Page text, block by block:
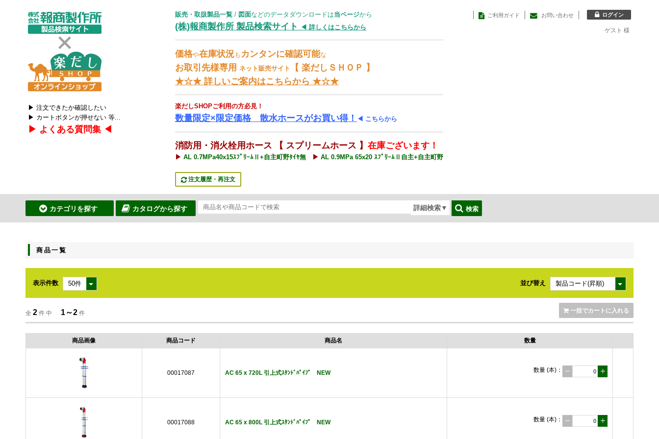
▶ 注文できたか確認したい
▶ カートボタンが押せない 等...
▶ よくある質問集 ◀
販売・取扱製品一覧 / 図面などのデータダウンロードは当ページから
(株)報商製作所 製品検索サイト ◀ 詳しくはこちらから
価格や在庫状況も カンタンに確認可能な
お取引先様専用 ネット 販売サイト
【 楽だしＳＨＯＰ 】
★☆★ 詳しいご案内はこちらから ★☆★
楽だしSHOPご利用の方必見！
数量限定×限定価格 散水ホースがお買い得！ ◀ こちらから
消防用・消火栓用ホース 【 スプリームホース 】 在庫ございます！
▶ AL 0.7MPa40x15ｽﾌﾟﾘｰﾑⅡ+自主町野ﾀｲﾔ無 ▶ AL 0.9MPa 65x20 ｽﾌﾟﾘｰﾑⅡ自主+自主町野
注文履歴・再注文
ご利用ガイド お問い合わせ ログイン
ゲスト 様
カテゴリを探す カタログから探す 詳細検索▼ 検索
商品一覧
表示件数 並び替え
全 2 件 中 1～2 件 一括でカートに入れる
商品画像 商品コード 商品名 数量
00017087 AC 65 x 720L 引上式ｽﾀﾝﾄﾞﾊﾟｲﾌﾟ NEW 数量 (本) ：
00017088 AC 65 x 800L 引上式ｽﾀﾝﾄﾞﾊﾟｲﾌﾟ NEW 数量 (本) ：